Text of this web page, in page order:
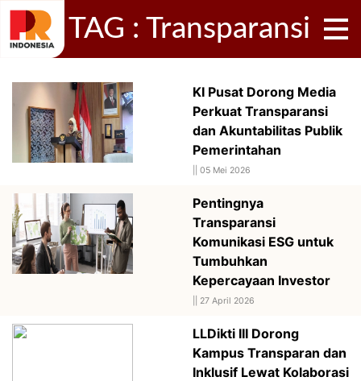
TAG : Transparansi
KI Pusat Dorong Media
Perkuat Transparansi
dan Akuntabilitas Publik
Pemerintahan
05 Mei 2026
Pentingnya
Transparansi
Komunikasi ESG untuk
Tumbuhkan
Kepercayaan Investor
27 April 2026
LLDikti III Dorong
Kampus Transparan dan
Inklusif Lewat Kolaborasi